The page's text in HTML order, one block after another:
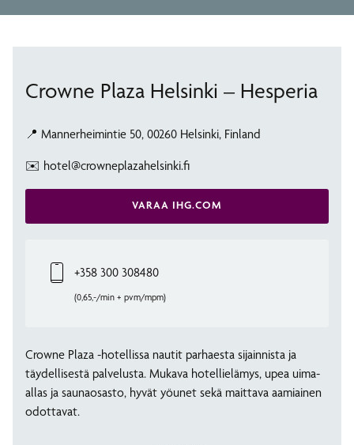
Crowne Plaza Helsinki – Hesperia
📍 Mannerheimintie 50, 00260 Helsinki, Finland
✉️ hotel@crowneplazahelsinki.fi
VARAA IHG.COM
+358 300 308480
(0,65,-/min + pvm/mpm)
Crowne Plaza -hotellissa nautit parhaesta sijainnista ja
täydellisestä palvelusta. Mukava hotellielämys, upea uima-
allas ja saunaosasto, hyvät yöunet sekä maittava aamiainen
odottavat.